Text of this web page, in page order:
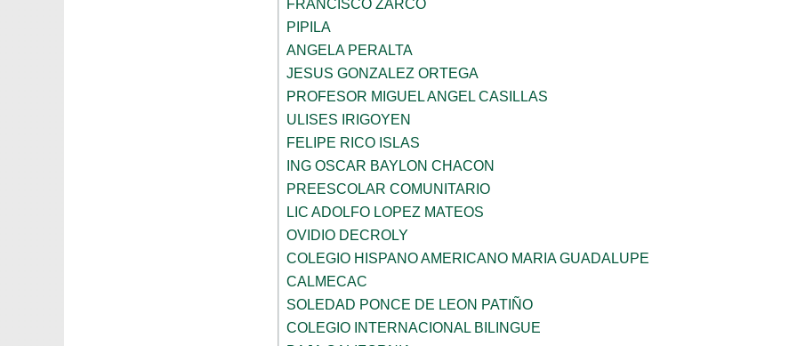
FRANCISCO ZARCO
PIPILA
ANGELA PERALTA
JESUS GONZALEZ ORTEGA
PROFESOR MIGUEL ANGEL CASILLAS
ULISES IRIGOYEN
FELIPE RICO ISLAS
ING OSCAR BAYLON CHACON
PREESCOLAR COMUNITARIO
LIC ADOLFO LOPEZ MATEOS
OVIDIO DECROLY
COLEGIO HISPANO AMERICANO MARIA GUADALUPE
CALMECAC
SOLEDAD PONCE DE LEON PATIÑO
COLEGIO INTERNACIONAL BILINGUE